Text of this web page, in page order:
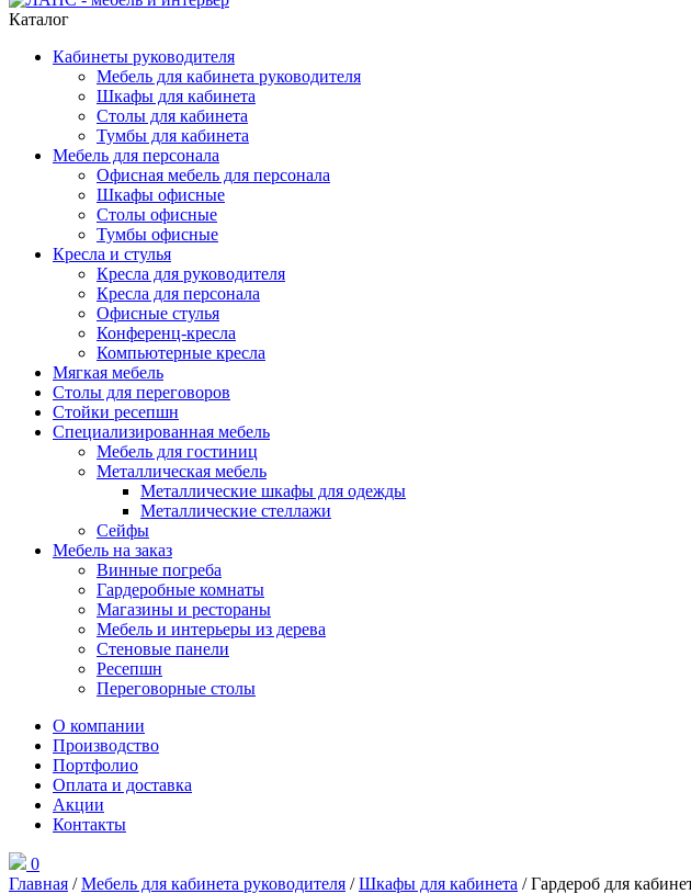
Каталог
Кабинеты руководителя
Мебель для кабинета руководителя
Шкафы для кабинета
Столы для кабинета
Тумбы для кабинета
Мебель для персонала
Офисная мебель для персонала
Шкафы офисные
Столы офисные
Тумбы офисные
Кресла и стулья
Кресла для руководителя
Кресла для персонала
Офисные стулья
Конференц-кресла
Компьютерные кресла
Мягкая мебель
Столы для переговоров
Стойки ресепшн
Специализированная мебель
Мебель для гостиниц
Металлическая мебель
Металлические шкафы для одежды
Металлические стеллажи
Сейфы
Мебель на заказ
Винные погреба
Гардеробные комнаты
Магазины и рестораны
Мебель и интерьеры из дерева
Стеновые панели
Ресепшн
Переговорные столы
О компании
Производство
Портфолио
Оплата и доставка
Акции
Контакты
0
Главная /Мебель для кабинета руководителя /Шкафы для кабинета / Гардероб для